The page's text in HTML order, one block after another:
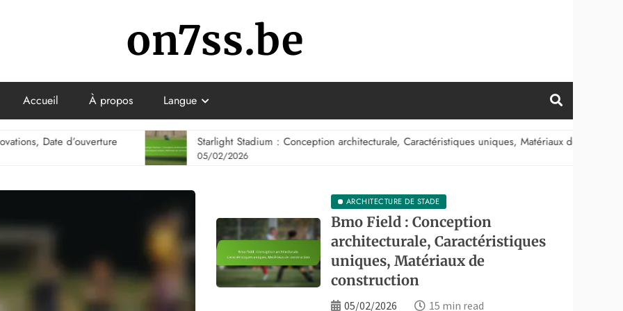
on7ss.be
Accueil À propos Langue
Starlight Stadium : Conception architecturale, Caractéristiques uniques, Matériaux de construction
05/02/2026
ARCHITECTURE DE STADE
Bmo Field : Conception
architecturale, Caractéristiques
uniques, Matériaux de
construction
05/02/2026 15 min read